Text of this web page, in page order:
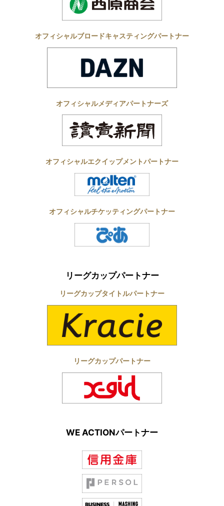
オフィシャルブロードキャスティングパートナー
オフィシャルメディアパートナーズ
オフィシャルエクイップメントパートナー
オフィシャルチケッティングパートナー
リーグカップパートナー
リーグカップタイトルパートナー
リーグカップパートナー
WE ACTIONパートナー